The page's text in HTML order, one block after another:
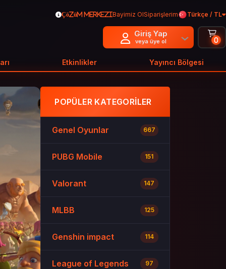
Çözüm MerkeziBayimiz OlSiparişlerim Türkçe / TL
Giriş Yap
veya üye ol 0
Etkinlikler Yayıncı Bölgesi
POPÜLER KATEGORILER
Genel Oyunlar 667
PUBG Mobile 151
Valorant 147
MLBB 125
Genshin impact 114
League of Legends 97